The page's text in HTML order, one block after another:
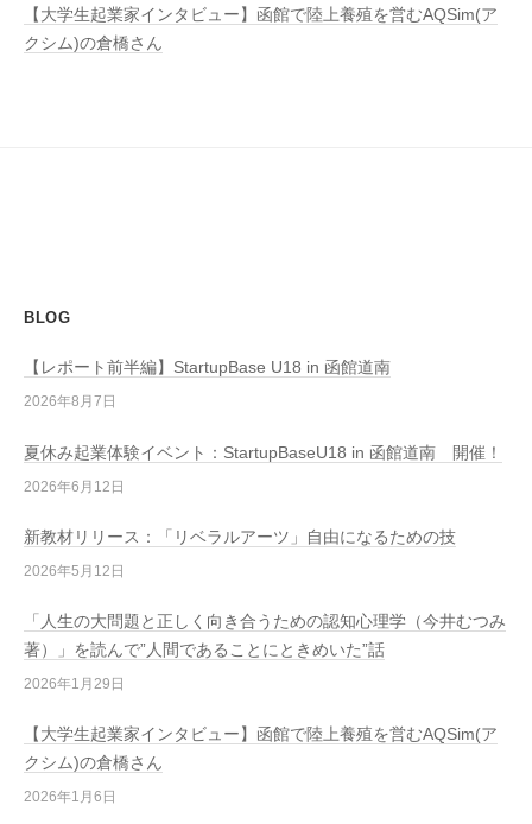
【大学生起業家インタビュー】函館で陸上養殖を営むAQSim(ア
クシム)の倉橋さん
BLOG
【レポート前半編】StartupBase U18 in 函館道南
2026年8月7日
夏休み起業体験イベント：StartupBaseU18 in 函館道南 開催！
2026年6月12日
新教材リリース：「リベラルアーツ」自由になるための技
2026年5月12日
「人生の大問題と正しく向き合うための認知心理学（今井むつみ
著）」を読んで”人間であることにときめいた”話
2026年1月29日
【大学生起業家インタビュー】函館で陸上養殖を営むAQSim(ア
クシム)の倉橋さん
2026年1月6日